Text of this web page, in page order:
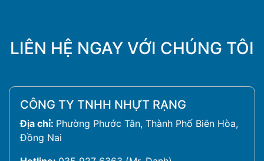
LIÊN HỆ NGAY VỚI CHÚNG TÔI
CÔNG TY TNHH NHỰT RẠNG
Địa chỉ: Phường Phước Tân, Thành Phố Biên Hòa,
Đồng Nai